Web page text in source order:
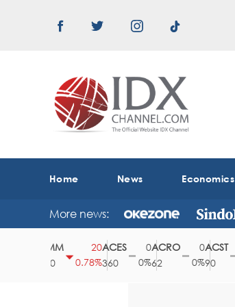
Home News Economics
More news:
0.78%
ACES
360
ACRO
62
ACST
90
0